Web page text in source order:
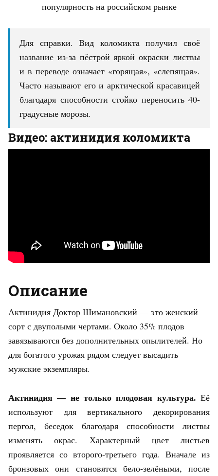
популярность на российском рынке
Для справки. Вид коломикта получил своё
название из-за пёстрой яркой окраски листвы
и в переводе означает «горящая», «слепящая».
Часто называют его и арктической красавицей
благодаря способности стойко переносить 40-
градусные морозы.
Видео: актинидия коломикта
Описание
Актинидия Доктор Шимановский — это женский
сорт с двуполыми чертами. Около 35% плодов
завязываются без дополнительных опылителей. Но
для богатого урожая рядом следует высадить
мужские экземпляры.
Актинидия — не только плодовая культура. Её
используют для вертикального декорирования
пергол, беседок благодаря способности листвы
изменять окрас. Характерный цвет листьев
проявляется со второго-третьего года. Вначале из
бронзовых они становятся бело-зелёными, после